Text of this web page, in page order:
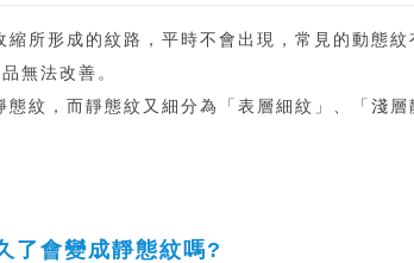
所形成的紋路，平時不會出現，常見的動態紋
無法改善。
紋，而靜態紋又細分為「表層細紋」、「淺
了會變成靜態紋嗎?